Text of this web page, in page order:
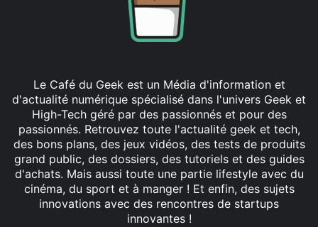
Le Café du Geek est un Média d'information et
d'actualité numérique spécialisé dans l'univers Geek et
High-Tech géré par des passionnés et pour des
passionnés. Retrouvez toute l'actualité geek et tech,
des bons plans, des jeux vidéos, des tests de produits
grand public, des dossiers, des tutoriels et des guides
d'achats. Mais aussi toute une partie lifestyle avec du
cinéma, du sport et à manger ! Et enfin, des sujets
innovations avec des rencontres de startups
innovantes !